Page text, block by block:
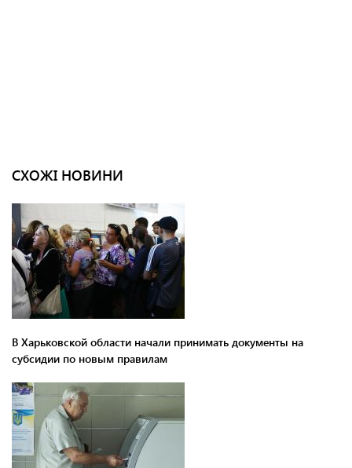
СХОЖІ НОВИНИ
В Харьковской области начали принимать документы на
субсидии по новым правилам